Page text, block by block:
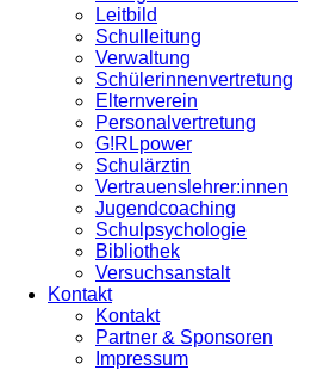
Leitbild
Schulleitung
Verwaltung
Schülerinnenvertretung
Elternverein
Personalvertretung
G!RLpower
Schulärztin
Vertrauenslehrer:innen
Jugendcoaching
Schulpsychologie
Bibliothek
Versuchsanstalt
Kontakt
Kontakt
Partner & Sponsoren
Impressum